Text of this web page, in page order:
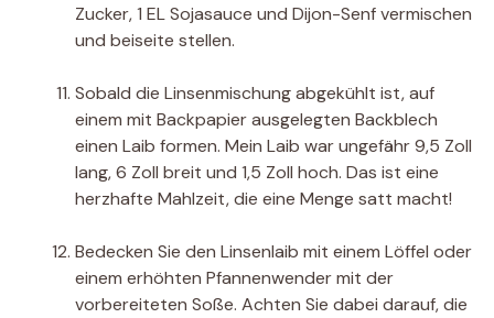
Zucker, 1 EL Sojasauce und Dijon-Senf vermischen
und beiseite stellen.
Sobald die Linsenmischung abgekühlt ist, auf
einem mit Backpapier ausgelegten Backblech
einen Laib formen. Mein Laib war ungefähr 9,5 Zoll
lang, 6 Zoll breit und 1,5 Zoll hoch. Das ist eine
herzhafte Mahlzeit, die eine Menge satt macht!
Bedecken Sie den Linsenlaib mit einem Löffel oder
einem erhöhten Pfannenwender mit der
vorbereiteten Soße. Achten Sie dabei darauf, die